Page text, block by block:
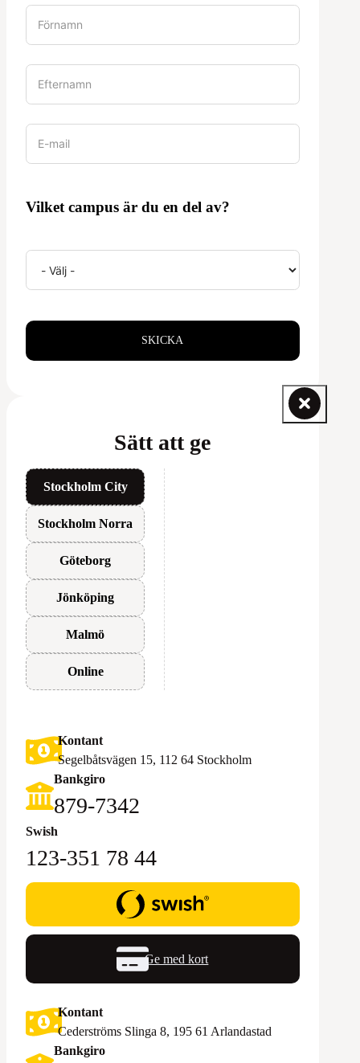
Vilket campus är du en del av?
SKICKA
Sätt att ge
Stockholm City
Stockholm Norra
Göteborg
Jönköping
Malmö
Online
Kontant
Segelbåtsvägen 15, 112 64 Stockholm
Bankgiro
879-7342
Swish
123-351 78 44
Ge med kort
Kontant
Cederströms Slinga 8, 195 61 Arlandastad
Bankgiro